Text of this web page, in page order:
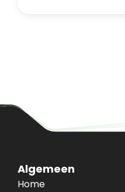
Algemeen
Home